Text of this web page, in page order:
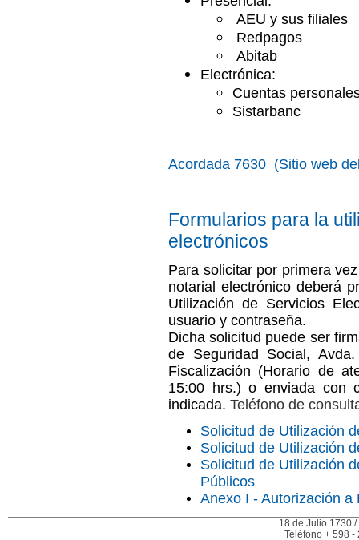
AEU y sus filiales
Redpagos
Abitab
Electrónica:
Cuentas
Sistarbanc
Acordada 7630 (Sitio web
Formularios para la
electrónicos
Para solicitar por primera
notarial electrónico deberá
Utilización de Servicios
usuario y contraseña.
Dicha solicitud puede ser
de Seguridad Social,
Fiscalización (Horario de
15:00 hrs.) o enviada con
indicada. Teléfono de
Solicitud de Utilización
Solicitud de Utilización
Solicitud de Utilización
Públicos
Anexo I - Autorización a
18 de Julio 1730
Teléfono + 598 -